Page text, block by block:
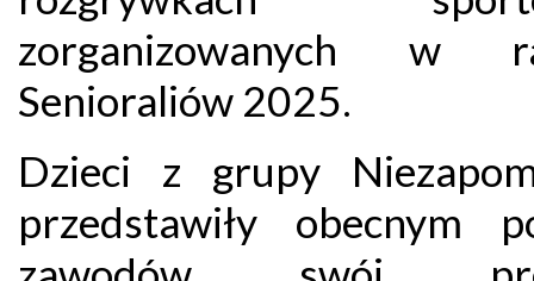
zorganizowanych w
Senioraliów 2025.
Dzieci z grupy
przedstawiły obecnym